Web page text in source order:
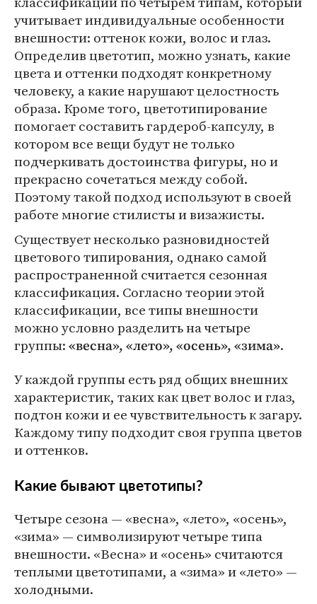
учитывает индивидуальные особенности
внешности: оттенок кожи, волос и глаз.
Определив цветотип, можно узнать, какие
цвета и оттенки подходят конкретному
человеку, а какие нарушают целостность
образа. Кроме того, цветотипирование
помогает составить гардероб-капсулу, в
котором все вещи будут не только
подчеркивать достоинства фигуры, но и
прекрасно сочетаться между собой.
Поэтому такой подход используют в своей
работе многие стилисты и визажисты.
Существует несколько разновидностей
цветового типирования, однако самой
распространенной считается сезонная
классификация. Согласно теории этой
классификации, все типы внешности
можно условно разделить на четыре
группы: «весна», «лето», «осень», «зима».
У каждой группы есть ряд общих внешних
характеристик, таких как цвет волос и глаз,
подтон кожи и ее чувствительность к загару.
Каждому типу подходит своя группа цветов
и оттенков.
Какие бывают цветотипы?
Четыре сезона — «весна», «лето», «осень»,
«зима» — символизируют четыре типа
внешности. «Весна» и «осень» считаются
теплыми цветотипами, а «зима» и «лето» —
холодными.